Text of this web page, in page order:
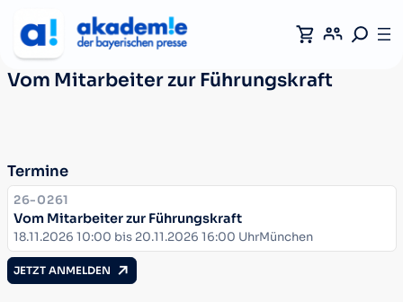
Vom Mitarbeiter zur Führungskraft
Termine
KURSNUMMER:
26-0261
Vom Mitarbeiter zur Führungskraft
Datum:
18.11.2026 10:00 bis 20.11.2026 16:00 UhrOrt:
München
JETZT ANMELDEN